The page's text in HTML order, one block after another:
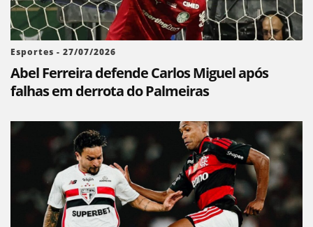
Esportes - 27/07/2026
Abel Ferreira defende Carlos Miguel após
falhas em derrota do Palmeiras